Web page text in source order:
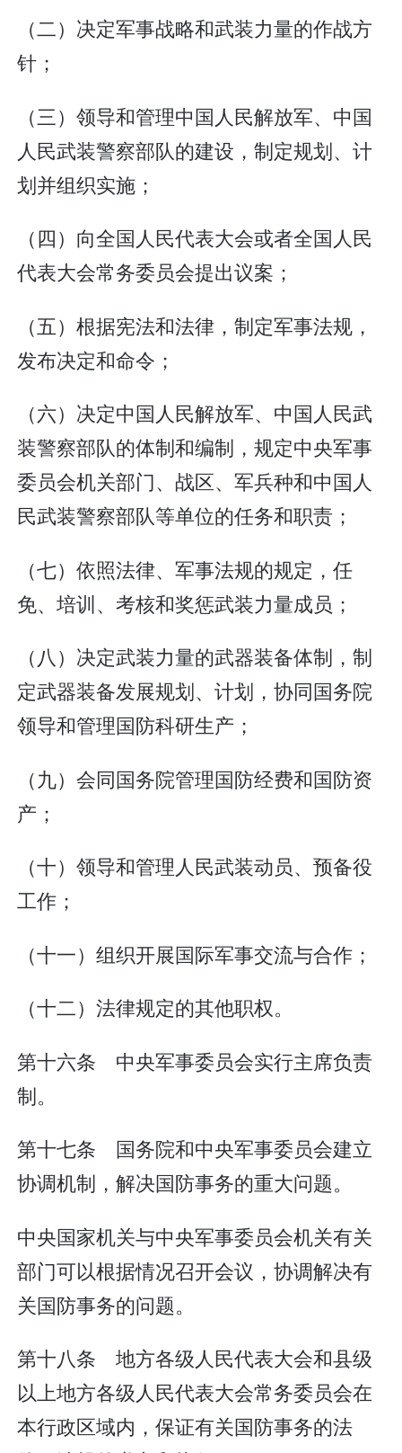
（二）决定军事战略和武装力量的作战方
针；
（三）领导和管理中国人民解放军、中国
人民武装警察部队的建设，制定规划、计
划并组织实施；
（四）向全国人民代表大会或者全国人民
代表大会常务委员会提出议案；
（五）根据宪法和法律，制定军事法规，
发布决定和命令；
（六）决定中国人民解放军、中国人民武
装警察部队的体制和编制，规定中央军事
委员会机关部门、战区、军兵种和中国人
民武装警察部队等单位的任务和职责；
（七）依照法律、军事法规的规定，任
免、培训、考核和奖惩武装力量成员；
（八）决定武装力量的武器装备体制，制
定武器装备发展规划、计划，协同国务院
领导和管理国防科研生产；
（九）会同国务院管理国防经费和国防资
产；
（十）领导和管理人民武装动员、预备役
工作；
（十一）组织开展国际军事交流与合作；
（十二）法律规定的其他职权。
第十六条 中央军事委员会实行主席负责
制。
第十七条 国务院和中央军事委员会建立
协调机制，解决国防事务的重大问题。
中央国家机关与中央军事委员会机关有关
部门可以根据情况召开会议，协调解决有
关国防事务的问题。
第十八条 地方各级人民代表大会和县级
以上地方各级人民代表大会常务委员会在
本行政区域内，保证有关国防事务的法